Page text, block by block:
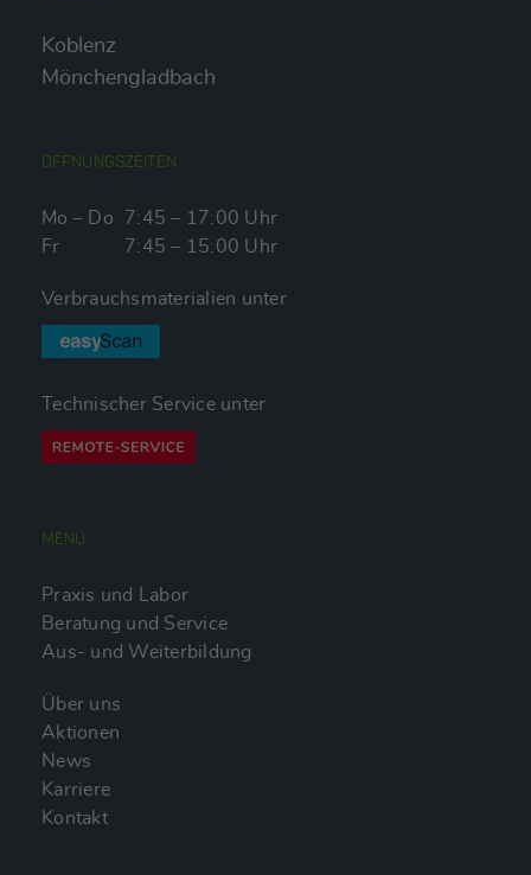
Koblenz
Mönchengladbach
ÖFFNUNGSZEITEN
Mo – Do
7:45 – 17:00 Uhr
Fr
7:45 – 15:00 Uhr
Verbrauchsmaterialien unter
Technischer Service unter
MENÜ
Praxis und Labor
Beratung und Service
Aus- und Weiterbildung
Über uns
Aktionen
News
Karriere
Kontakt